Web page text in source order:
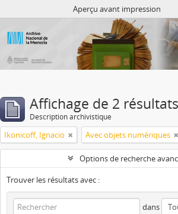
Aperçu avant impression
Affichage de 2 résultats
Description archivistique
Ikonicoff, Ignacio Avec objets numériques
Options de recherche
Trouver les résultats avec :
dans